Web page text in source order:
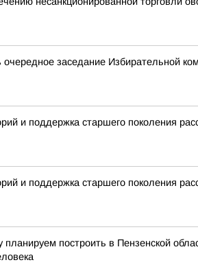
очередное заседание Избирательной
и поддержка старшего поколения
и поддержка старшего поколения
построить в Пензенской